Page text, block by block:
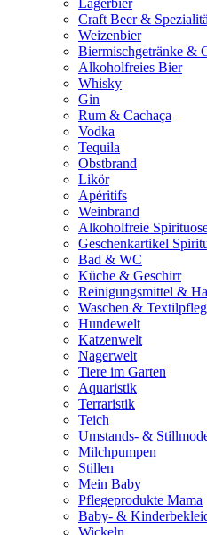
Lagerbier
Craft Beer &
Weizenbier
Biermischgetränke &
Alkoholfreies Bier
Whisky
Gin
Rum & Cachaça
Vodka
Tequila
Obstbrand
Likör
Apéritifs
Weinbrand
Alkoholfreie
Geschenkartikel
Bad & WC
Küche & Geschirr
Reinigungsmittel &
Waschen &
Hundewelt
Katzenwelt
Nagerwelt
Tiere im Garten
Aquaristik
Terraristik
Teich
Umstands- &
Milchpumpen
Stillen
Mein Baby
Pflegeprodukte Mama
Baby- &
Wickeln